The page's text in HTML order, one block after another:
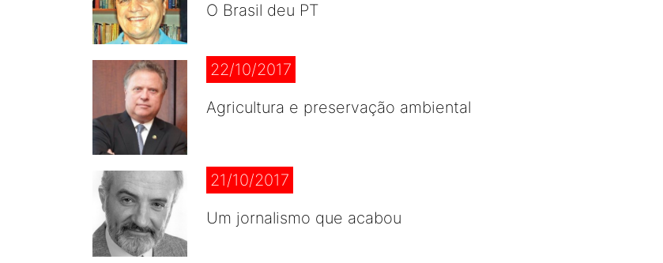
O Brasil deu PT
22/10/2017
Agricultura e preservação ambiental
21/10/2017
Um jornalismo que acabou